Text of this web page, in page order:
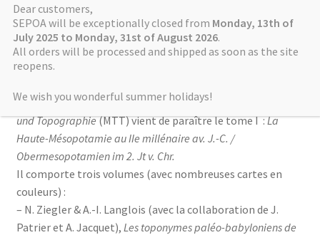
Mémoires de NABU
Autres séries
Boutique / Online Store
Comment payer ? How to pay?
de MTT I
Toponymie et de la Topographie / Materialien zu Toponymie
und Topographie(MTT) vient de paraître le tome I :La
Haute-Mésopotamie au IIe millénaire av. J.-C. /
Obermesopotamien im 2. Jt v. Chr.
Il comporte trois volumes (avec nombreuses cartes en
couleurs) :
– N. Ziegler & A.-I. Langlois (avec la collaboration de J.
Patrier et A. Jacquet), Les toponymes paléo-babyloniens de
Dear customers,
SEPOA will be exceptionally closed from Monday, 13th of
July 2025 to Monday, 31st of August 2026.
All orders will be processed and shipped as soon as the site
reopens.
We wish you wonderful summer holidays!